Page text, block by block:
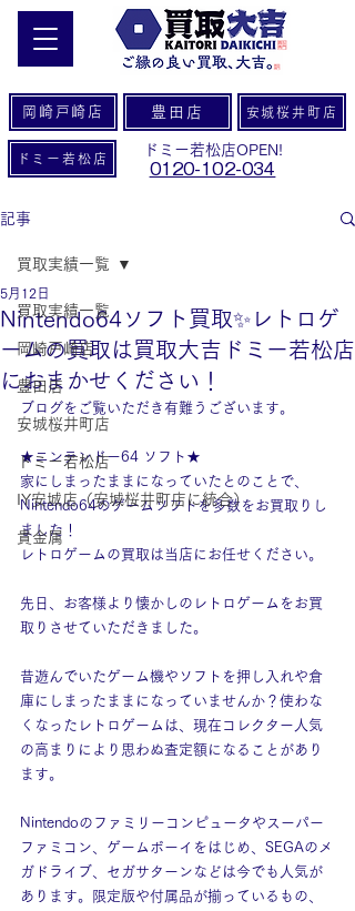
岡崎戸崎店 豊田店 安城桜井町店
ドミー若松店
ドミー若松店OPEN!
0120-102-034
記事
買取実績一覧
岡崎戸崎店
豊田店
安城桜井町店
ドミー若松店
IY安城店（安城桜井町店に統合）
貴金属
買取実績一覧
Nintendo64ソフト買取✨レトロゲ
ームの買取は買取大吉ドミー若松店
におまかせください！
5月12日
ブログをご覧いただき有難うございます。
★ニンテンドー64 ソフト★
家にしまったままになっていたとのことで、
Nintendo64のゲームソフトを多数をお買取りし
ました！
レトロゲームの買取は当店にお任せください。
先日、お客様より懐かしのレトロゲームをお買
取りさせていただきました。
昔遊んでいたゲーム機やソフトを押し入れや倉
庫にしまったままになっていませんか？使わな
くなったレトロゲームは、現在コレクター人気
の高まりにより思わぬ査定額になることがあり
ます。
Nintendoのファミリーコンピュータやスーパー
ファミコン、ゲームボーイをはじめ、SEGAのメ
ガドライブ、セガサターンなどは今でも人気が
あります。限定版や付属品が揃っているもの、